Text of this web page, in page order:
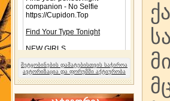
შეტყობინების დამატებისთვის საჭიროა
ავტორიზაცია და ფორუმში აქტიურობა